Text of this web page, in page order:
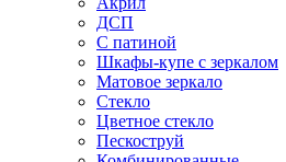
ДСП
С патиной
Шкафы-купе с зеркалом
Матовое зеркало
Стекло
Цветное стекло
Пескоструй